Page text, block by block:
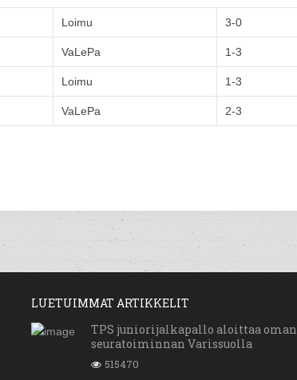
Loimu 3-0
VaLePa 1-3
Loimu 1-3
VaLePa 2-3
LUETUIMMAT ARTIKKELIT
TPS juniorijalkapallo aloittaa oman
seuratoiminnan Varissuolla
515470